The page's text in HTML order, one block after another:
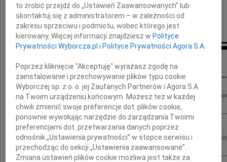
Prezes Oddziału Warszawskiego
Stowarzyszenia Architektów Polskich
Kondolencje
Są rzeczy, które trudno pojąć rozumem i których zrozumieć nie chcemy, lecz one
tych niezwykle trudnych dniach Rodzinie naszego Mistrza i Nauczyciela...
Wyrazy głębokiego współczucia z powodu śmierci wspaniałego Człowieka,
Stefana Kuryłowicza Rodzinie, Współpracownikom oraz Przyjaciołom...
to zrobić przejdź do „Ustawień Zaawansowanych” lub
skontaktuj się z administratorem – w zależności od
zakresu sprzeciwu i podmiotu, wobec którego jest
kierowany. Więcej informacji znajdziesz wPolityce
Prywatności Wyborcza.pl iPolityce Prywatności Agora S.A.
Poprzez kliknięcie "Akceptuję" wyrażasz zgodę na
zainstalowanie i przechowywanie plików typu cookie
Wyborczej sp. z o. o. jej Zaufanych Partnerów i Agora S.A.
na Twoim urządzeniu końcowym. Możesz też w każdej
chwili zmienić swoje preferencje dot. plików cookie,
ponownie wywołując narzędzie do zarządzania Twoimi
preferencjami dot. przetwarzania danych poprzez
odnośnik „Ustawienia prywatności” w stopce serwisu i
przechodząc do sekcji „Ustawienia zaawansowane”.
Zmiana ustawień plików cookie możliwa jest także za